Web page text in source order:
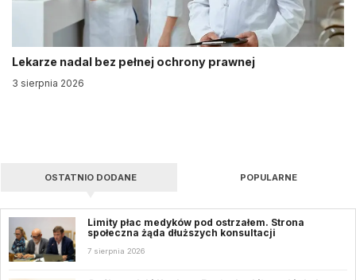
Lekarze nadal bez pełnej ochrony prawnej
3 sierpnia 2026
OSTATNIO DODANE POPULARNE
Limity płac medyków pod ostrzałem. Strona
społeczna żąda dłuższych konsultacji
7 sierpnia 2026